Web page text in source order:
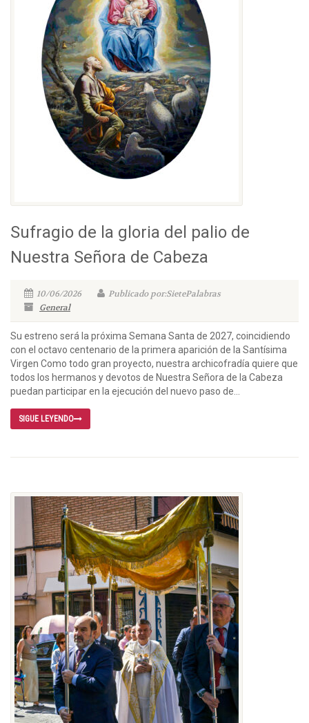
Sufragio de la gloria del palio de
Nuestra Señora de Cabeza
10/06/2026
Publicado por:SietePalabras
General
Su estreno será la próxima Semana Santa de 2027, coincidiendo
con el octavo centenario de la primera aparición de la Santísima
Virgen Como todo gran proyecto, nuestra archicofradía quiere que
todos los hermanos y devotos de Nuestra Señora de la Cabeza
puedan participar en la ejecución del nuevo paso de...
SIGUE LEYENDO